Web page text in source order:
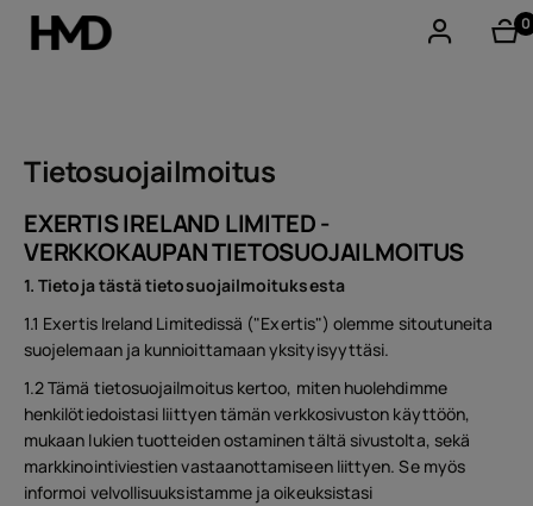
0
Smartphones
Perinteiset puhelimet
Lisävarusteet
Tarjoukset
Tietosuojailmoitus
EXERTIS IRELAND LIMITED -
VERKKOKAUPAN TIETOSUOJAILMOITUS
1. Tietoja tästä tietosuojailmoituksesta
1.1 Exertis Ireland Limitedissä ("Exertis") olemme sitoutuneita
suojelemaan ja kunnioittamaan yksityisyyttäsi.
1.2 Tämä tietosuojailmoitus kertoo, miten huolehdimme
henkilötiedoistasi liittyen tämän verkkosivuston käyttöön,
mukaan lukien tuotteiden ostaminen tältä sivustolta, sekä
markkinointiviestien vastaanottamiseen liittyen. Se myös
informoi velvollisuuksistamme ja oikeuksistasi